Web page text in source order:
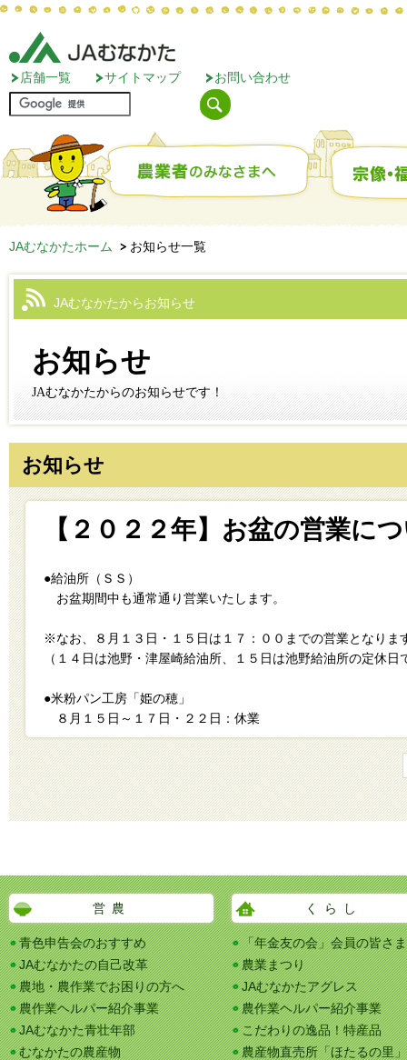
店舗一覧 サイトマップ お問い合わせ
JAむなかたホーム お知らせ一覧
JAむなかたからお知らせ
お知らせ
JAむなかたからのお知らせです！
お知らせ
【２０２２年】お盆の営業に
●給油所（ＳＳ）
お盆期間中も通常通り営業いたします。
※なお、８月１３日・１５日は１７：００までの営業となりま
（１４日は池野・津屋崎給油所、１５日は池野給油所の定休日
●米粉パン工房「姫の穂」
８月１５日～１７日・２２日：休業
営農
青色申告会のおすすめ
JAむなかたの自己改革
農地・農作業でお困りの方へ
農作業ヘルパー紹介事業
JAむなかた青壮年部
むなかたの農産物
くらし
「年金友の会」会員の皆さ
農業まつり
JAむなかたアグレス
農作業ヘルパー紹介事業
こだわりの逸品！特産品
農産物直売所「ほたるの里」